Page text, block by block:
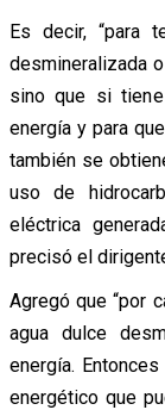
Es decir, “para
desmineralizada
sino que si
energía y para
también se
uso de
eléctrica
precisó el
Agregó que “por
agua dulce
energía.
energético que